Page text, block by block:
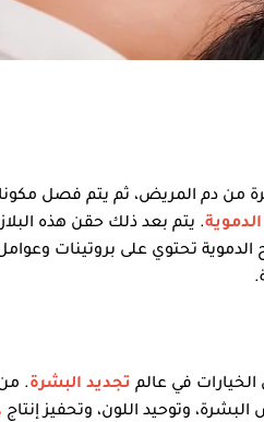
من دم المريض، ثم يتم فصل
الدموية. يتم بعد ذلك حقن هذه
الدموية تحتوي على بروتينات
الخيارات في عالم تجديد البشرة. من
وتوحيد اللون، وتحفيز إنتاج